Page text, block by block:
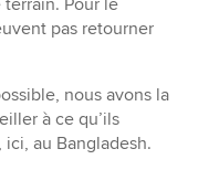
pas retourner
nous avons la
à ce qu’ils
au Bangladesh.